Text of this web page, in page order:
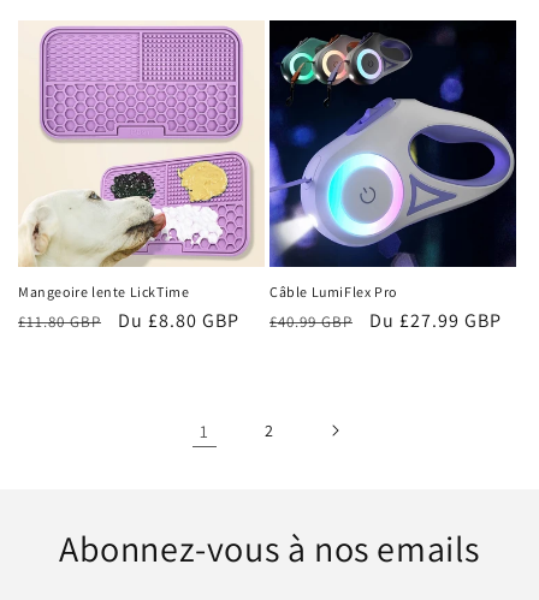
Mangeoire lente LickTime
Prix
£11.80 GBP
Prix
Du £8.80 GBP
Câble LumiFlex Pro
Prix
£40.99 GBP
Prix
Du £27.99 GBP
1 2
Abonnez-vous à nos emails